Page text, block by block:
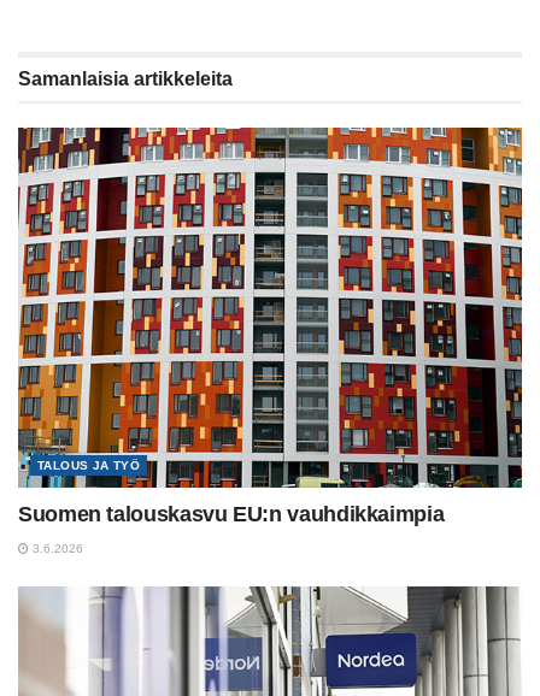
Samanlaisia artikkeleita
TALOUS JA TYÖ
Suomen talouskasvu EU:n vauhdikkaimpia
3.6.2026